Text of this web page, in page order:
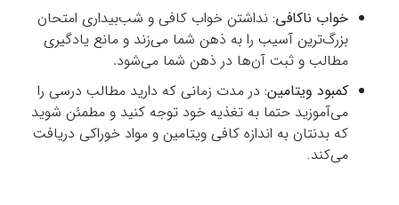
خواب ناکافی:نداشتن خواب کافی و شب‌بیداری امتحان
بزرگ‌ترین آسیب را به ذهن شما می‌زند و مانع یادگیری
مطالب و ثبت آن‌ها در ذهن شما می‌شود.
کمبود ویتامین: در مدت زمانی که دارید مطالب درسی را
می‌آموزید حتما به تغذیه خود توجه کنید و مطمئن شوید
که بدنتان به اندازه کافی ویتامین و مواد خوراکی دریافت
می‌کند.